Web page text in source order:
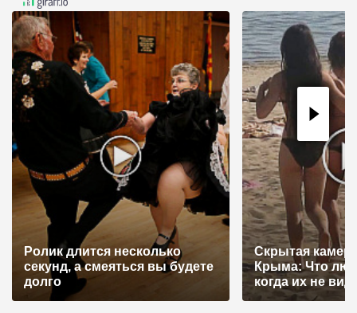
ц
и
я
п
о
з
а
п
и
м
Ролик длится несколько
секунд, а смеяться вы будете
долго
Скрытая
Крыма: Что
когда их не